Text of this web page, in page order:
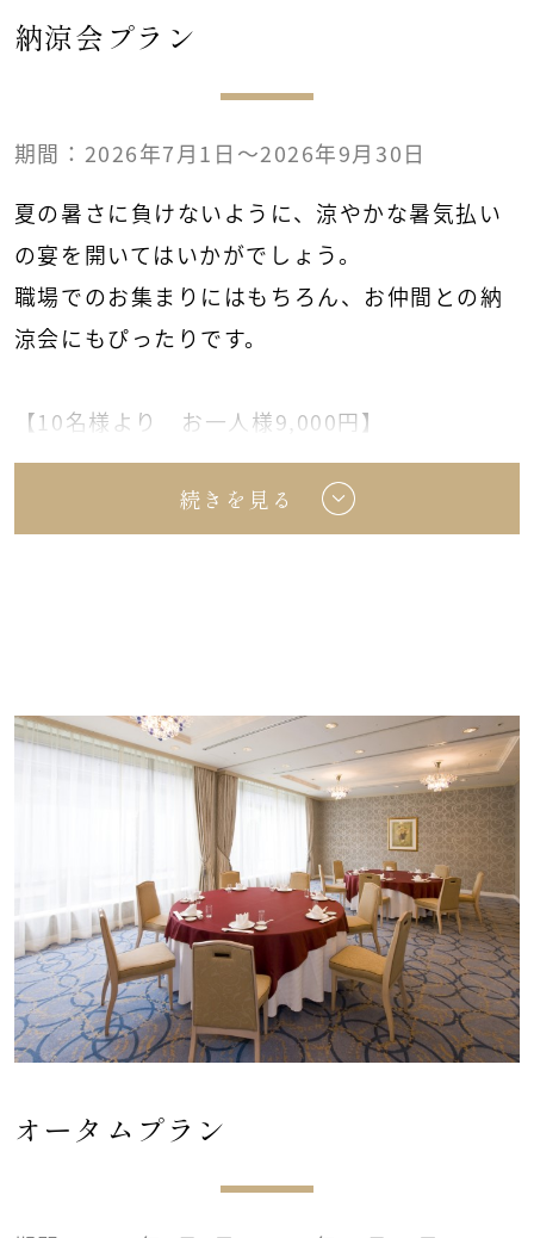
■お一人様 1,600円コース
コーラ・ジンジャーエール
納涼会プラン
期間：2026年7月1日～2026年9月30日
夏の暑さに負けないように、涼やかな暑気払い
の宴を開いてはいかがでしょう。
職場でのお集まりにはもちろん、お仲間との納
涼会にもぴったりです。
【10名様より お一人様9,000円】
※10名様に満たない場合は、別途室料を頂戴い
詳細PDF
続きを見る
オータムプラン